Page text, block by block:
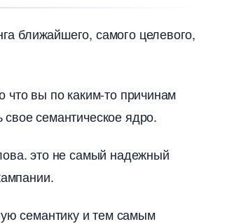
ближайшего, самого целевого,
что вы по каким-то причинам
семантическое ядро.
это не самый надежный
семантику и тем самым